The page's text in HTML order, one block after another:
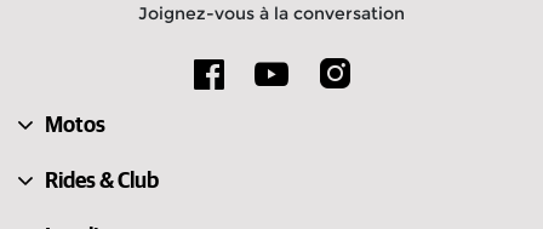
Joignez-vous à la conversation
Motos
Rides & Club